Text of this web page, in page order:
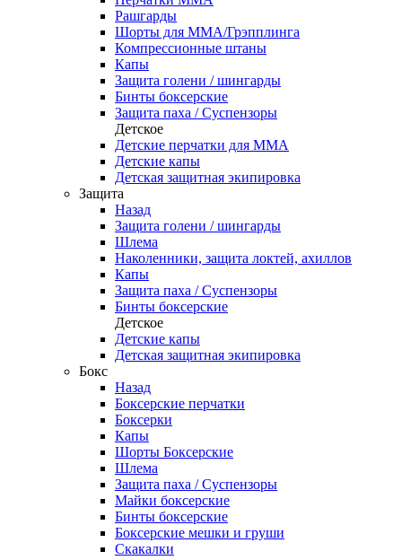
Рашгарды
Шорты для ММА/Грэпплинга
Компрессионные штаны
Капы
Защита голени / шингарды
Бинты боксерские
Защита паха / Суспензоры
Детское
Детские перчатки для ММА
Детские капы
Детская защитная экипировка
Защита
Назад
Защита голени / шингарды
Шлема
Наколенники, защита локтей, ахиллов
Капы
Защита паха / Суспензоры
Бинты боксерские
Детское
Детские капы
Детская защитная экипировка
Бокс
Назад
Боксерские перчатки
Боксерки
Капы
Шорты Боксерские
Шлема
Защита паха / Суспензоры
Майки боксерские
Бинты боксерские
Боксерские мешки и груши
Скакалки